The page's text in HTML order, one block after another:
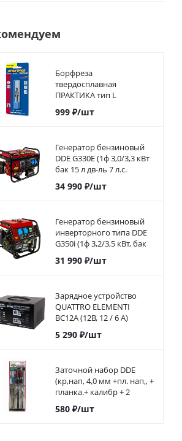
для шланга
ELEMENTI внутр.
Штуцер для
QUATTRO
Борфреза
твердосплавная
ПРАКТИКА тип L
коническая с
закруглением, 8 х 20 мм,
999₽/шт
Генератор бензиновый
DDE G330E (1ф 3,0/3,3 кВт
бак 15 л дв-ль 7 л.с.
элстарт)792-551
34 990₽/шт
Генератор бензиновый
инверторного типа DDE
G350i (1ф 3,2/3,5 кВт, бак
5,7 л, дв-ль 7 л.с.)794-968
31 990₽/шт
Зарядное устройство
QUATTRO ELEMENTI
BC12A (12В, 12 / 6 А)
автомат
5 290₽/шт
Заточной набор DDE
(кр,нап, 4,0 мм +пл. нап,, +
планка.+ калибр + 2
ручки) (в блистере)
580₽/шт